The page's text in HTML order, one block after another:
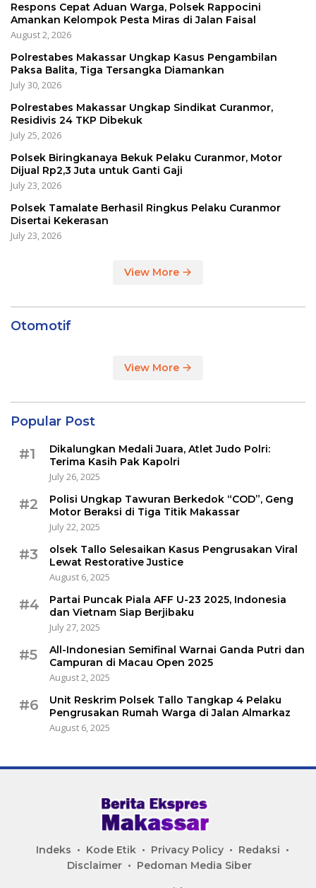
Respons Cepat Aduan Warga, Polsek Rappocini
Amankan Kelompok Pesta Miras di Jalan Faisal
August 2, 2026
Polrestabes Makassar Ungkap Kasus Pengambilan
Paksa Balita, Tiga Tersangka Diamankan
July 30, 2026
Polrestabes Makassar Ungkap Sindikat Curanmor,
Residivis 24 TKP Dibekuk
July 25, 2026
Polsek Biringkanaya Bekuk Pelaku Curanmor, Motor
Dijual Rp2,3 Juta untuk Ganti Gaji
July 23, 2026
Polsek Tamalate Berhasil Ringkus Pelaku Curanmor
Disertai Kekerasan
July 23, 2026
View More
Otomotif
View More
Popular Post
#1
Dikalungkan Medali Juara, Atlet Judo Polri:
Terima Kasih Pak Kapolri
July 26, 2025
#2
Polisi Ungkap Tawuran Berkedok “COD”, Geng
Motor Beraksi di Tiga Titik Makassar
July 22, 2025
#3
olsek Tallo Selesaikan Kasus Pengrusakan Viral
Lewat Restorative Justice
August 6, 2025
#4
Partai Puncak Piala AFF U-23 2025, Indonesia
dan Vietnam Siap Berjibaku
July 27, 2025
#5
All-Indonesian Semifinal Warnai Ganda Putri dan
Campuran di Macau Open 2025
August 2, 2025
#6
Unit Reskrim Polsek Tallo Tangkap 4 Pelaku
Pengrusakan Rumah Warga di Jalan Almarkaz
August 6, 2025
Indeks Kode Etik Privacy Policy
Redaksi
Disclaimer
Pedoman Media Siber